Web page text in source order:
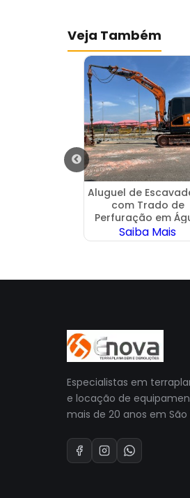
Veja Também
Aluguel de
com Trado de
Perfuração em
Funda
Saiba Mais
Especialistas em
e locação de
mais de 20 anos em São